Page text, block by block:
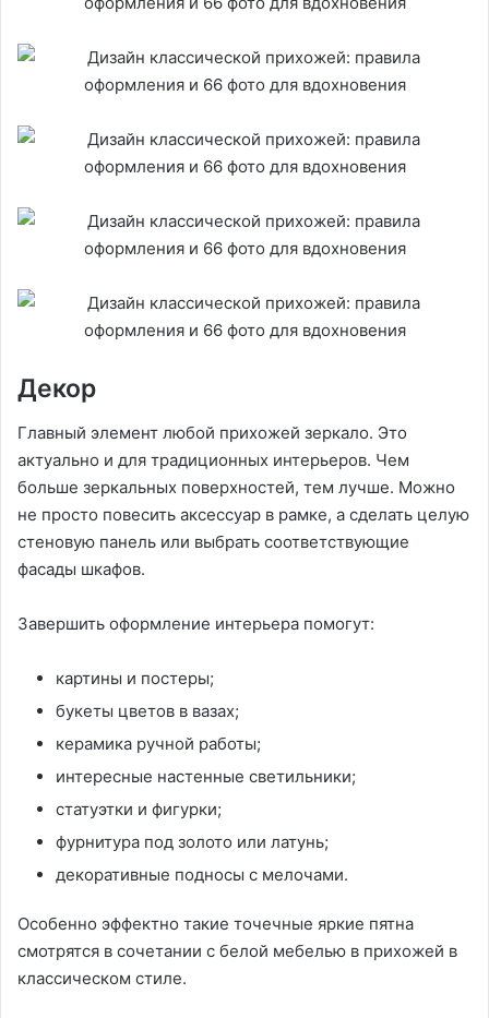
Декор
Главный элемент любой прихожей зеркало. Это
актуально и для традиционных интерьеров. Чем
больше зеркальных поверхностей, тем лучше. Можно
не просто повесить аксессуар в рамке, а сделать целую
стеновую панель или выбрать соответствующие
фасады шкафов.
Завершить оформление интерьера помогут:
картины и постеры;
букеты цветов в вазах;
керамика ручной работы;
интересные настенные светильники;
статуэтки и фигурки;
фурнитура под золото или латунь;
декоративные подносы с мелочами.
Особенно эффектно такие точечные яркие пятна
смотрятся в сочетании с белой мебелью в прихожей в
классическом стиле.